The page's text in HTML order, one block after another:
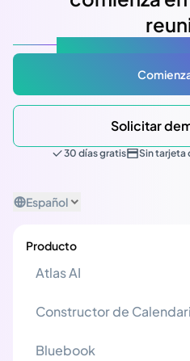
Solicitar
30 días gratis Sin tarjeta
Español
Producto
Atlas AI
Constructor de
Bluebook